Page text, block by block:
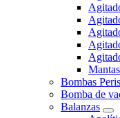
Bombas
Bomba de
Balanzas